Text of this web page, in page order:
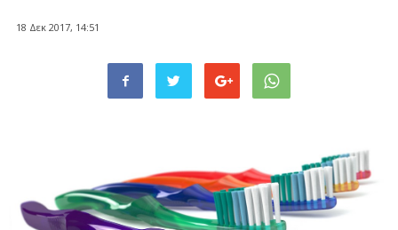
18 Δεκ 2017, 14:51